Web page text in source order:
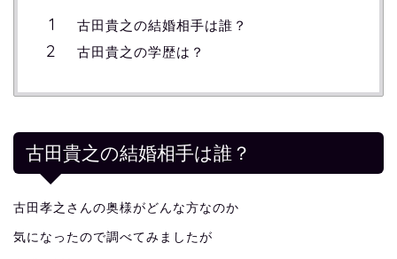
古田貴之の結婚相手は誰？
古田貴之の学歴は？
古田貴之の結婚相手は誰？
古田孝之さんの奥様がどんな方なのか
気になったので調べてみましたが